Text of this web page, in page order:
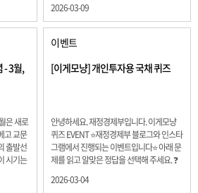
년물
투자용
요??
참여해
분들에
밀댓
료품과 에너지를 제외하고 추세적 흐름을
보여주는 근원물가는 2.3% 상승 향후 지정
학적 요인, 기상여건 등 불확실성이 있는 만
큼, 정부는 체감물가 안정을 위해 총력을 다
할 계획입니다. 특히, 최근 중동 상황으로 국
제유가 변동성이 확대된 만큼, 석유류 가격･
다.
2026-03-09
- 3월,
은 새로
고 교문
출발선
시기는
. 입학
이벤트
[이게모냥] 개인투자용 국채 퀴즈
안녕하세요. 재정경제부입니다. 이게모냥
퀴즈 EVENT ⭐재정경제부 블로그와 인스타
그램에서 진행되는 이벤트입니다⭐ 아래 문
제를 읽고 알맞은 정답을 선택해 주세요. ❓
을 보이고 있는 개인투자용 국채를 3월에는
2026-03-04